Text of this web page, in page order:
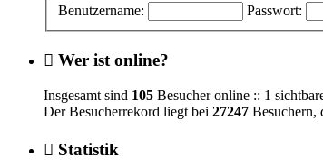
Benutzername: Passwort:
Wer ist online?
Insgesamt sind 105 Besucher online :: 1
Der Besucherrekord liegt bei 27247 Besuchern,
Statistik